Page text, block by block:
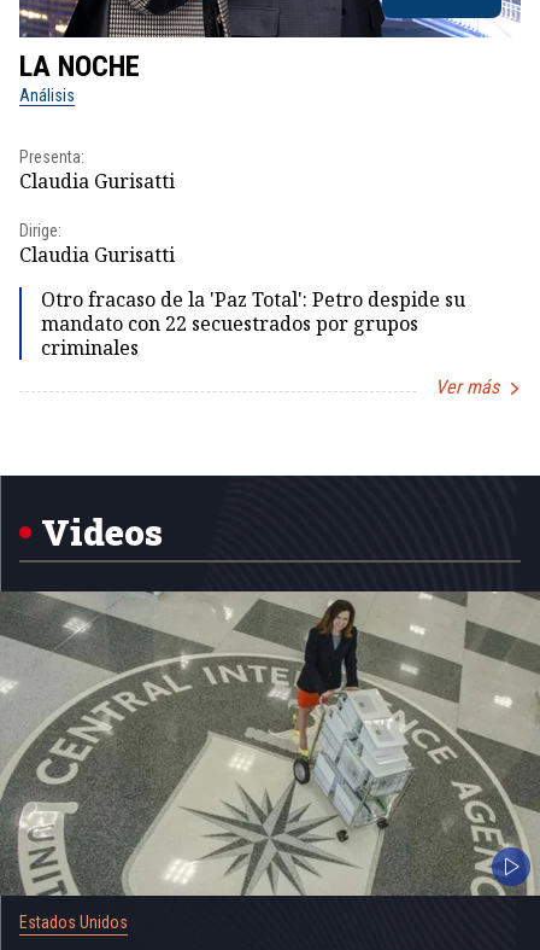
LA NOCHE
Análisis
Presenta:
Claudia Gurisatti
Dirige:
Claudia Gurisatti
Otro fracaso de la 'Paz Total': Petro despide su
mandato con 22 secuestrados por grupos
criminales
Ver más
5
Videos
Estados Unidos